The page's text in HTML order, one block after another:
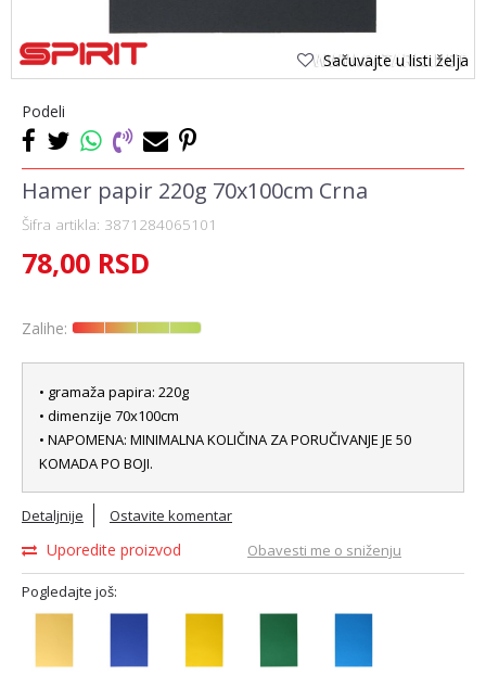
Sačuvajte u listi želja
Podeli
Hamer papir 220g 70x100cm Crna
Šifra artikla: 3871284065101
78,00 RSD
Zalihe:
• gramaža papira: 220g
• dimenzije 70x100cm
• NAPOMENA: MINIMALNA KOLIČINA ZA PORUČIVANJE JE 50
KOMADA PO BOJI.
Detaljnije Ostavite komentar
Uporedite proizvod Obavesti me o sniženju
Pogledajte još: